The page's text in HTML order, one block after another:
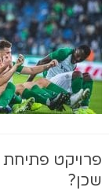
פרויקט פתיחת
שכן?